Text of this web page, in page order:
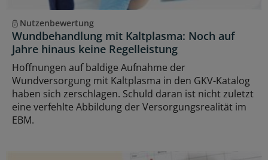
Nutzenbewertung
Wundbehandlung mit Kaltplasma: Noch auf
Jahre hinaus keine Regelleistung
Hoffnungen auf baldige Aufnahme der
Wundversorgung mit Kaltplasma in den GKV-Katalog
haben sich zerschlagen. Schuld daran ist nicht zuletzt
eine verfehlte Abbildung der Versorgungsrealität im
EBM.